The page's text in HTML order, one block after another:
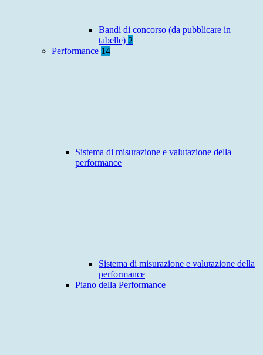
Bandi di concorso (da pubblicare in
tabelle) 2
Performance 14
Sistema di misurazione e valutazione della
performance
Sistema di misurazione e valutazione della
performance
Piano della Performance